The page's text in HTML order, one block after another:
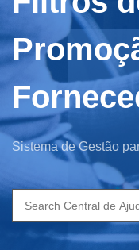
Sistema de Gestão
Search
for: